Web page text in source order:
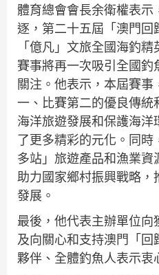
體育總會會長余衛權表
逐，第二十五屆「澳門
「億凡」文旅全國海釣
賽事將再一次吸引全國
關注。他表示，本屆賽
一、比賽第二的優良傳
海洋旅遊發展和保護海
了更多精彩的元化。同
多站」旅遊產品和漁業資
助力國家鄉村振興戰略
發展。
最後，他代表主辦單位
及向關心和支持澳門「
夥伴、全體釣魚人表示衷